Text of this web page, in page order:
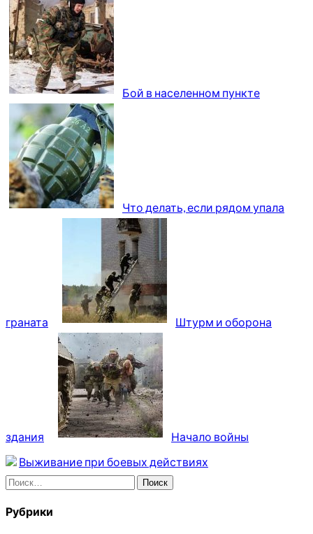
Бой в населенном пункте
Что делать, если рядом упала
граната Штурм и оборона
здания
Начало войны
Выживание при боевых действиях
Найти:
Рубрики